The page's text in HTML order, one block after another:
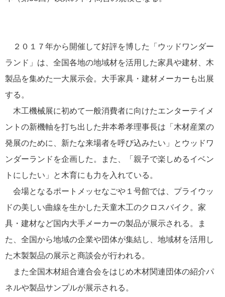
２０１７年から開催して好評を博した「ウッドワンダー
ランド」は、全国各地の地域材を活用した家具や建材、木
製品を集めた一大展示会。大手家具・建材メーカーも出展
する。
木工機械展に初めて一般消費者に向けたエンターテイメ
ントの新機軸を打ち出した井本希孝理事長は「木材産業の
発展のために、新たな来場者を呼び込みたい」とウッドワ
ンダーランドを企画した。また、「親子で楽しめるイベン
トにしたい」と木育にも力を入れている。
会場となるポートメッセなごや１号館では、プライウッ
ドの美しい曲線を生かした天童木工のクロスバイク。家
具・建材など国内大手メーカーの製品が展示される。ま
た、全国から地域の企業や団体が集結し、地域材を活用し
た木製製品の展示と商談会が行われる。
また全国木材組合連合会をはじめ木材関連団体の紹介パ
ネルや製品サンプルが展示される。